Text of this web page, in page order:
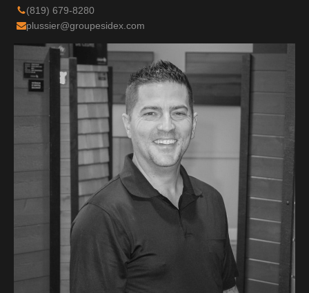
(819) 679-8280
plussier@groupesidex.com